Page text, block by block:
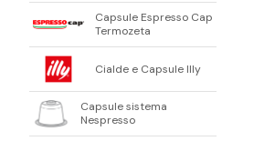
Capsule Espresso Cap
Termozeta
Cialde e Capsule Illy
Capsule sistema
Nespresso